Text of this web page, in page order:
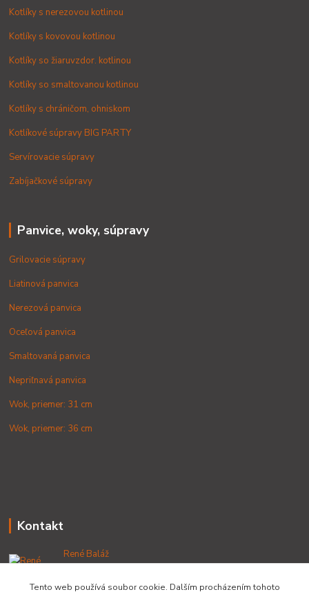
Kotlíky s nerezovou kotlinou
Kotlíky s kovovou kotlinou
Kotlíky so žiaruvzdor. kotlinou
Kotlíky so smaltovanou kotlinou
Kotlíky s chráničom, ohniskom
Kotlíkové súpravy BIG PARTY
Servírovacie súpravy
Zabíjačkové súpravy
Panvice, woky, súpravy
Grilovacie súpravy
Liatinová panvica
Nerezová panvica
Oceľová panvica
Smaltovaná panvica
Nepriľnavá panvica
Wok, priemer: 31 cm
Wok, priemer: 36 cm
Kontakt
René Baláž
+421 902 212 007
od 8:00 - do 16:00 hod
Tento web používá soubor cookie. Dalším procházením tohoto